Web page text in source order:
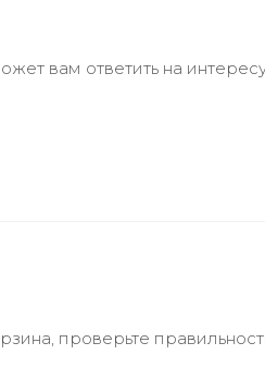
вам ответить на
проверьте